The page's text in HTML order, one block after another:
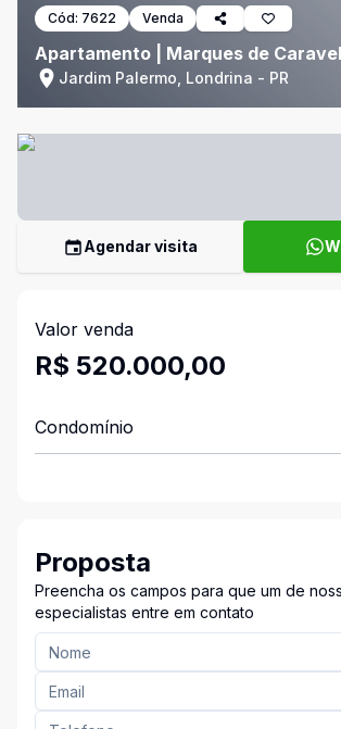
Cód: 7622 Venda
Apartamento | Marques de
Jardim Palermo, Londrina - PR
Agendar visita
Valor venda
R$ 520.000,00
Condomínio
Proposta
Preencha os campos para que um de
especialistas entre em contato